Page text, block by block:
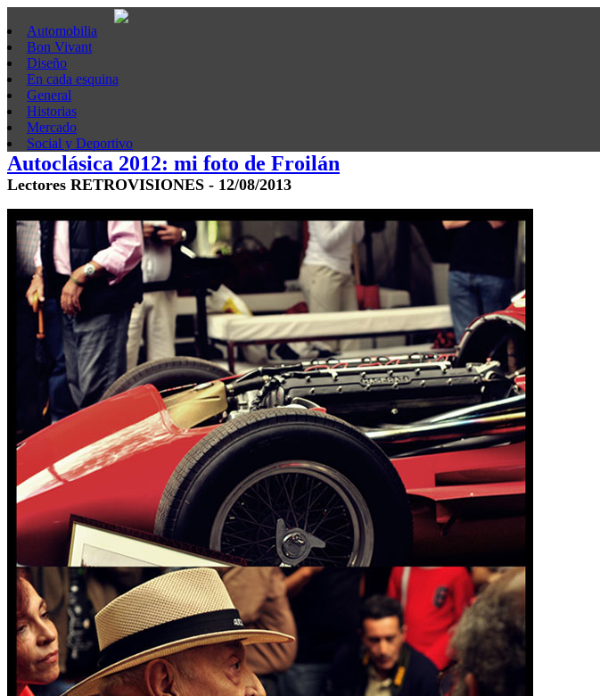
Automobilia
Bon Vivant
Diseño
En cada esquina
General
Historias
Mercado
Social y Deportivo
Autoclásica 2012: mi foto de Froilán
Lectores RETROVISIONES - 12/08/2013